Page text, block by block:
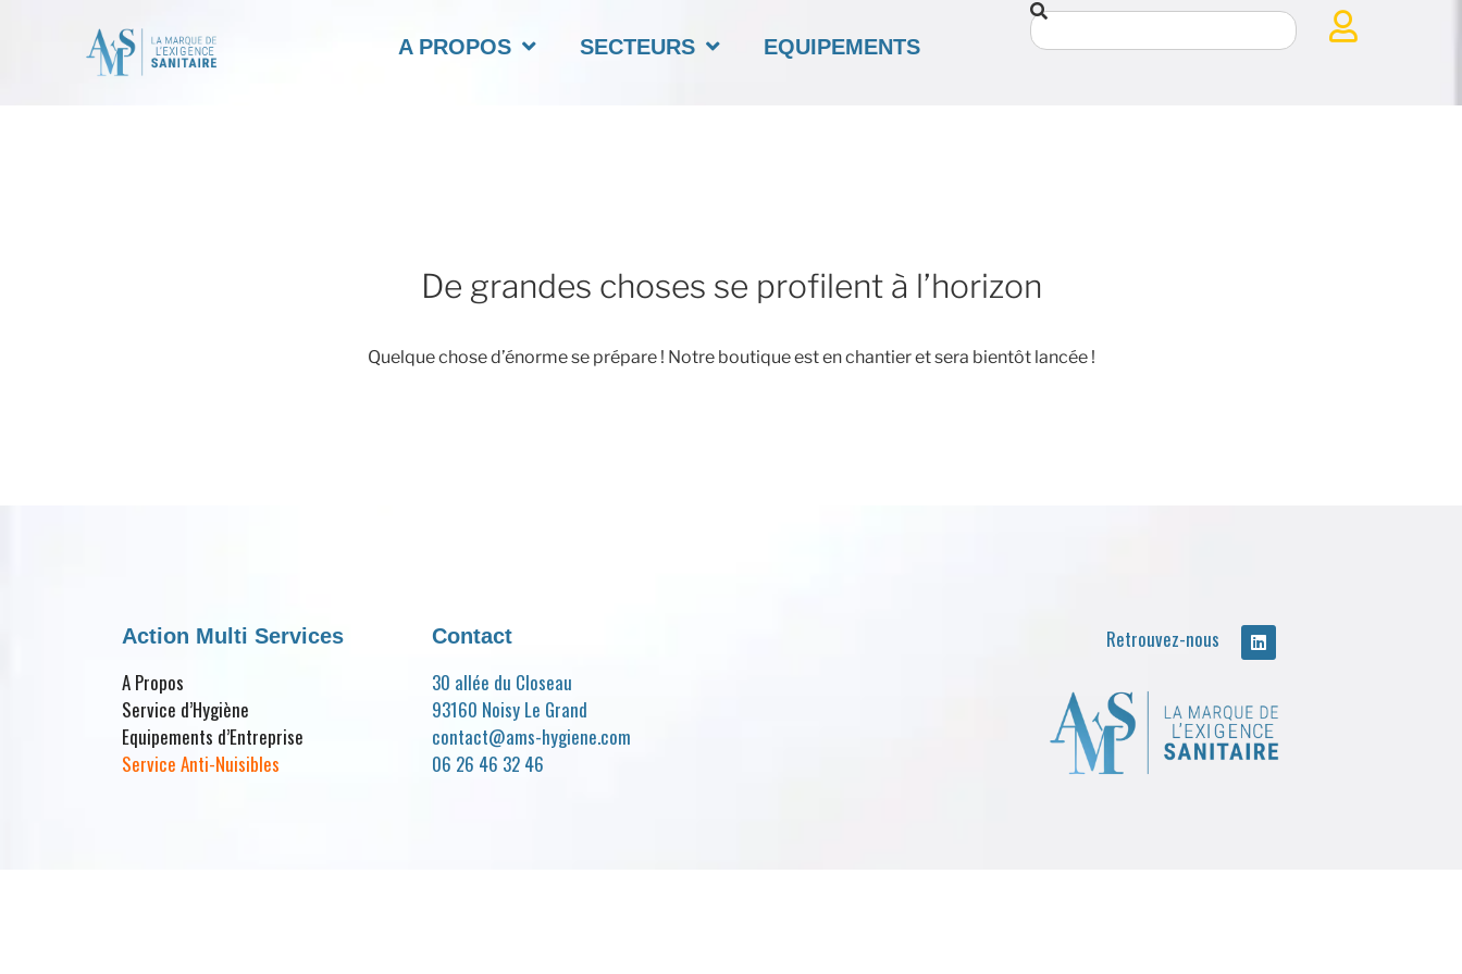
A PROPOS SECTEURS EQUIPEMENTS
De grandes choses se profilent à l’horizon
Quelque chose d’énorme se prépare ! Notre boutique est en chantier et sera bientôt lancée !
Action Multi Services
A Propos
Service d’Hygiène
Equipements d’Entreprise
Service Anti-Nuisibles
Contact
30 allée du Closeau
93160 Noisy Le Grand
contact@ams-hygiene.com
06 26 46 32 46
Retrouvez-nous